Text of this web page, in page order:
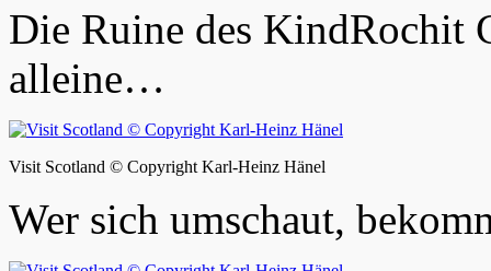
Die Ruine des KindRochit
alleine…
Visit Scotland © Copyright Karl-Heinz Hänel
Wer sich umschaut,